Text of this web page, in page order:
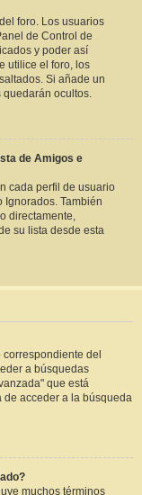
foro. Los usuarios
de Control de
y poder así
utilice el foro, los
Si añade un
quedarán ocultos.
de Amigos e
cada perfil de usuario
Ignorados. También
directamente,
su lista desde esta
del
a búsquedas
que está
de acceder a la búsqueda
muchos términos